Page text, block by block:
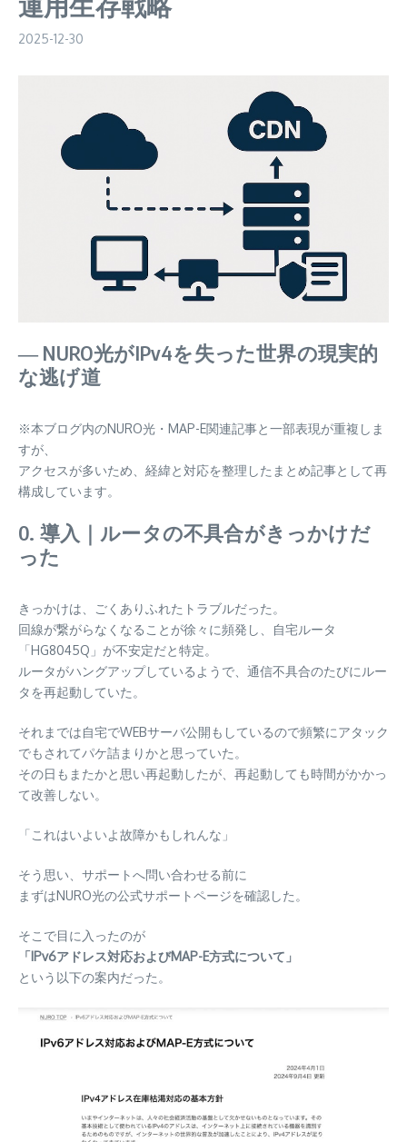
2025-12-30
― NURO光がIPv4を失った世界の現実的
な逃げ道
※本ブログ内のNURO光・MAP-E関連記事と一部表現が重複しま
すが、
アクセスが多いため、経緯と対応を整理したまとめ記事として再
構成しています。
0. 導入｜ルータの不具合がきっかけだ
った
きっかけは、ごくありふれたトラブルだった。
回線が繋がらなくなることが徐々に頻発し、自宅ルータ
「HG8045Q」が不安定だと特定。
ルータがハングアップしているようで、通信不具合のたびにルー
タを再起動していた。
それまでは自宅でWEBサーバ公開もしているので頻繁にアタック
でもされてパケ詰まりかと思っていた。
その日もまたかと思い再起動したが、再起動しても時間がかかっ
て改善しない。
「これはいよいよ故障かもしれんな」
そう思い、サポートへ問い合わせる前に
まずはNURO光の公式サポートページを確認した。
そこで目に入ったのが
「IPv6アドレス対応およびMAP-E方式について」
という以下の案内だった。